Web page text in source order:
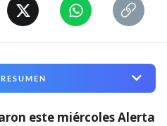
este miércoles Alerta